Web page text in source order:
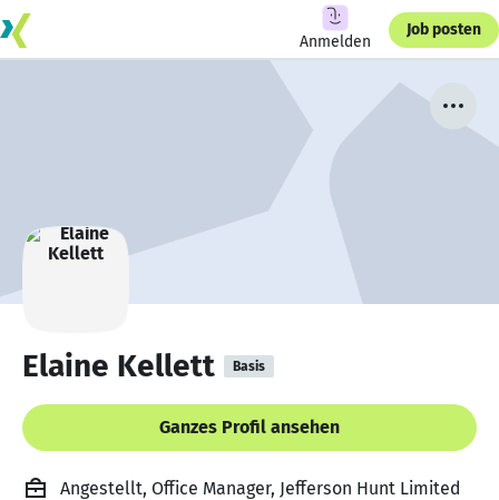
Anmelden
Job posten
Elaine Kellett Basis
Ganzes Profil ansehen
Angestellt, Office Manager, Jefferson Hunt Limited